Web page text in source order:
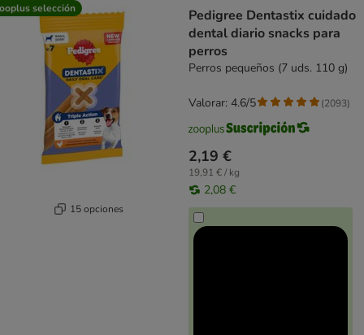
selección
15 opciones
Pedigree Dentastix cuidado
dental diario snacks para
perros
Perros pequeños (7 uds. 110 g)
2,19 €
19,91 € / kg
2,08 €
Valorar: 4.6/5 (2093)